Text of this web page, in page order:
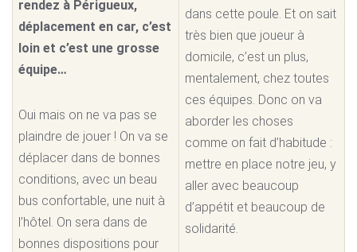
rendez à Périgueux,
déplacement en car, c’est
loin et c’est une grosse
équipe…
Oui mais on ne va pas se
plaindre de jouer ! On va se
déplacer dans de bonnes
conditions, avec un beau
bus confortable, une nuit à
l’hôtel. On sera dans de
bonnes dispositions pour
dans cette poule. Et on sait
très bien que joueur à
domicile, c’est un plus,
mentalement, chez toutes
ces équipes. Donc on va
aborder les choses
comme on fait d’habitude :
mettre en place notre jeu, y
aller avec beaucoup
d’appétit et beaucoup de
solidarité.